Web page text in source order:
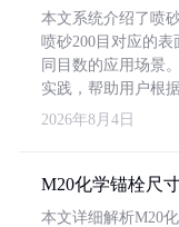
本文系统介绍了喷
喷砂200目对应的表
同目数的应用场景
实践，帮助用户根
2026年8月4日
M20化学锚栓尺
本文详细解析M20